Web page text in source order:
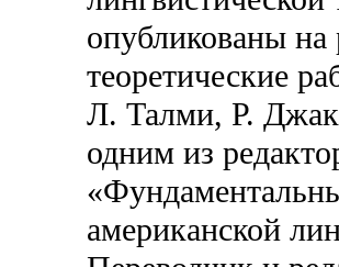
опубликованы на
теоретические
Л. Талми, Р.
одним из
американской